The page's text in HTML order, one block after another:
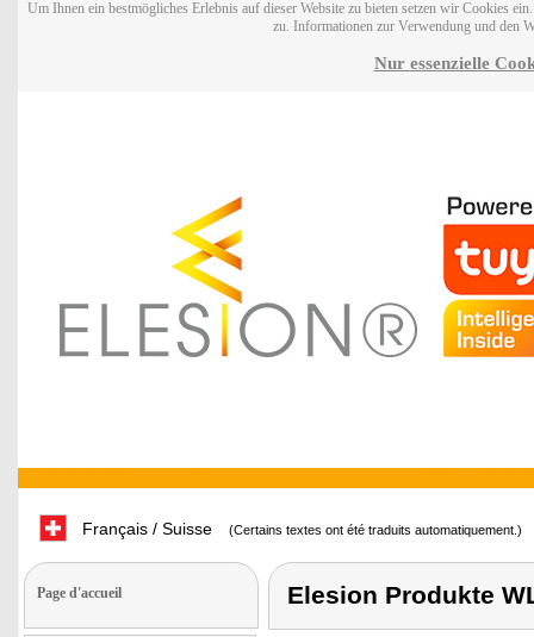
Um Ihnen ein bestmögliches Erlebnis auf dieser Website zu bieten setzen wir Cookies
zu. Informationen zur Verwendung und den
Nur essenzielle
Français / Suisse (Certains textes ont été traduits automatiquement.)
Page d'accueil Elesion Produkte